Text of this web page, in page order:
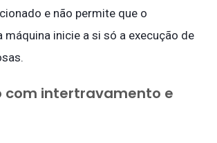
e não permite que o
inicie a si só a execução de
com intertravamento e